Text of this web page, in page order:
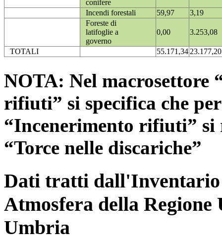
conifere
Incendi forestali
59,97
3,19
Foreste di
latifoglie a
governo
0,00 3.253,08
TOTALI 55.171,3423.177,20
NOTA: Nel macrosettore
rifiuti” si specifica che
“Incenerimento rifiuti”
“Torce nelle discariche”
Dati tratti dall'Inventario
Atmosfera della
Umbria